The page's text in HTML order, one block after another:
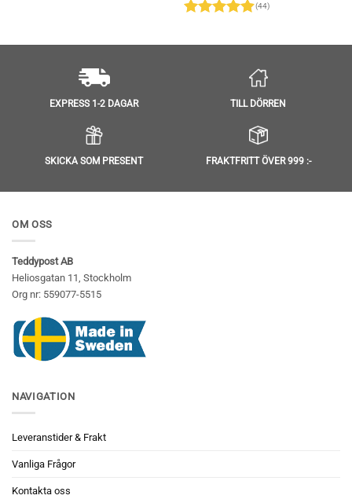
(44)
EXPRESS 1-2 DAGAR TILL DÖRREN
SKICKA SOM PRESENT FRAKTFRITT ÖVER 999 :-
OM OSS
Teddypost AB
Heliosgatan 11, Stockholm
Org nr: 559077-5515
NAVIGATION
Leveranstider & Frakt
Vanliga Frågor
Kontakta oss